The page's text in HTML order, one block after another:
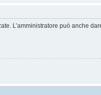
L’amministratore può anche